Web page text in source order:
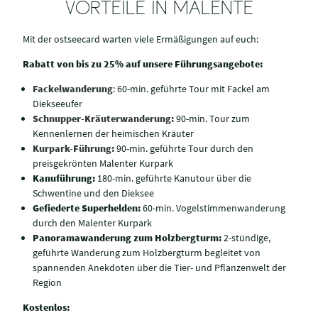
VORTEILE IN MALENTE
Mit der ostseecard warten viele Ermäßigungen auf euch:
Rabatt von bis zu 25% auf unsere Führungsangebote:
Fackelwanderung: 60-min. geführte Tour mit Fackel am
Diekseeufer
Schnupper-Kräuterwanderung:90-min. Tour zum
Kennenlernen der heimischen Kräuter
Kurpark-Führung:90-min. geführte Tour durch den
preisgekrönten Malenter Kurpark
Kanuführung: 180-min. geführte Kanutour über die
Schwentine und den Dieksee
Gefiederte Superhelden:60-min. Vogelstimmenwanderung
durch den Malenter Kurpark
Panoramawanderung zum Holzbergturm:2-stündige,
geführte Wanderung zum Holzbergturm begleitet von
spannenden Anekdoten über die Tier- und Pflanzenwelt der
Region
Kostenlos: